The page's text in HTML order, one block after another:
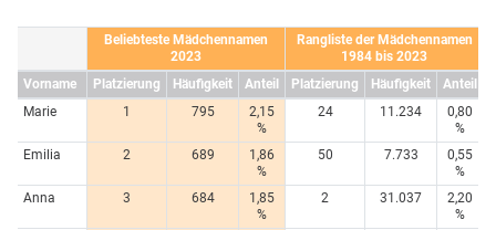
Beliebteste Mädchennamen
2023
Rangliste der Mädchennamen
1984 bis 2023
Vorname
Platzierung Häufigkeit Anteil Platzierung Häufigkeit
Anteil
Marie
1 795
2,15
%
24 11.234
0,80
%
Emilia
2 689
1,86
%
50 7.733
0,55
%
Anna
3 684
1,85
%
2 31.037
2,20
%